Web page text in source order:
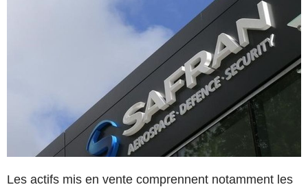
Les actifs mis en vente comprennent notamment les